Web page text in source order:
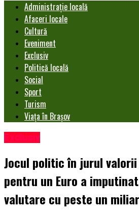
Administrație locală
Afaceri locale
Cultură
Eveniment
Exclusiv
Politică locală
Social
Sport
Turism
Viața în Brașov
Exclusiv
Jocul politic în jurul
pentru un Euro a
valutare cu peste un